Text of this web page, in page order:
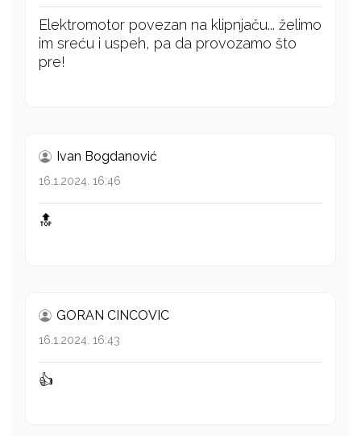
Elektromotor povezan na klipnjaču... želimo
im sreću i uspeh, pa da provozamo što
pre!
Ivan Bogdanović
16.1.2024. 16:46
🔝
GORAN CINCOVIC
16.1.2024. 16:43
👍